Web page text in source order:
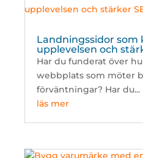
Landningssidor som
upplevelsen och
Har du funderat över
webbplats som möter
förväntningar? Har du...
läs mer